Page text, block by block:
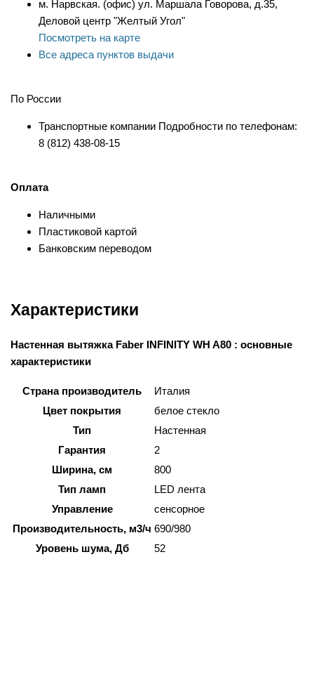
м. Нарвская. (офис) ул. Маршала Говорова, д.35,
Деловой центр "Желтый Угол"
Посмотреть на карте
Все адреса пунктов выдачи
По России
Транспортные компании Подробности по телефонам:
8 (812) 438-08-15
Оплата
Наличными
Пластиковой картой
Банковским переводом
Характеристики
Настенная вытяжка Faber INFINITY WH A80 : основные
характеристики
Страна производитель
Италия
Цвет покрытия
белое стекло
Тип
Настенная
Гарантия
2
Ширина, см
800
Тип ламп
LED лента
Управление
сенсорное
Производительность, м3/ч 690/980
Уровень шума, Дб
52